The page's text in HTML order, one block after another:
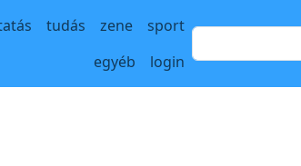
tudás zene
sport
egyéb
login